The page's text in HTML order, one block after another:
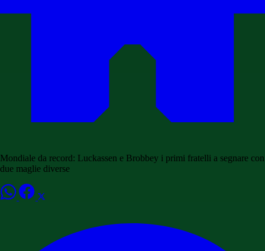
Mondiale da record: Luckassen e Brobbey i primi fratelli a segnare con
due maglie diverse